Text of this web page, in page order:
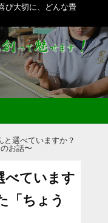
び大切に、どんな畳
と選べていますか？
お話〜
べています
「ちょう